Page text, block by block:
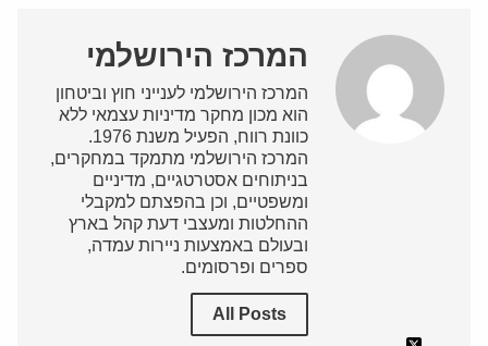
המרכז הירושלמי
המרכז הירושלמי לענייני חוץ וביטחון
הוא מכון מחקר מדיניות עצמאי ללא
כוונת רווח, הפעיל משנת 1976.
המרכז הירושלמי מתמקד במחקרים,
בניתוחים אסטרטגיים, מדיניים
ומשפטיים, וכן בהפצתם למקבלי
ההחלטות ומעצבי דעת קהל בארץ
ובעולם באמצעות ניירות עמדה,
ספרים ופרסומים.
All Posts